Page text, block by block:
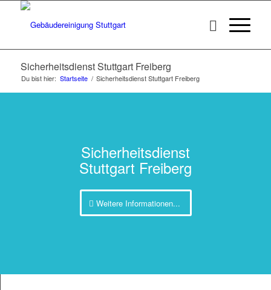
Sicherheitsdienst Stuttgart Freiberg
Du bist hier: Startseite / Sicherheitsdienst Stuttgart Freiberg
Sicherheitsdienst
Stuttgart Freiberg
Weitere Informationen...